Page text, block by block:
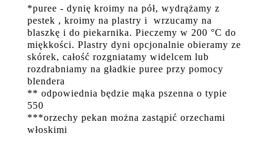
*puree - dynię kroimy na pół, wydrążamy z
pestek , kroimy na plastry i wrzucamy na
blaszkę i do piekarnika. Pieczemy w 200 °C do
miękkości. Plastry dyni opcjonalnie obieramy ze
skórek, całość rozgniatamy widelcem lub
rozdrabniamy na gładkie puree przy pomocy
blendera
** odpowiednia będzie mąka pszenna o typie
550
***orzechy pekan można zastąpić orzechami
włoskimi